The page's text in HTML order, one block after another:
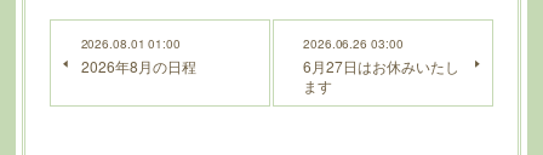
2026.08.01 01:00
2026年8月の日程
2026.06.26 03:00
6月27日はお休みいたし
ます